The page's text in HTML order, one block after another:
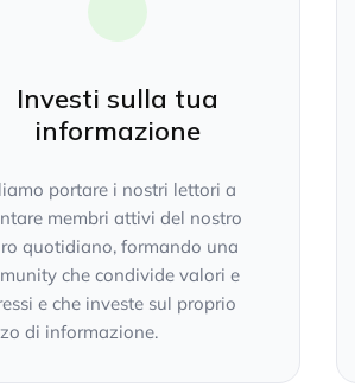
Investi sulla tua
informazione
portare i nostri lettori a
membri attivi del nostro
quotidiano, formando una
che condivide valori e
e che investe sul proprio
di informazione.